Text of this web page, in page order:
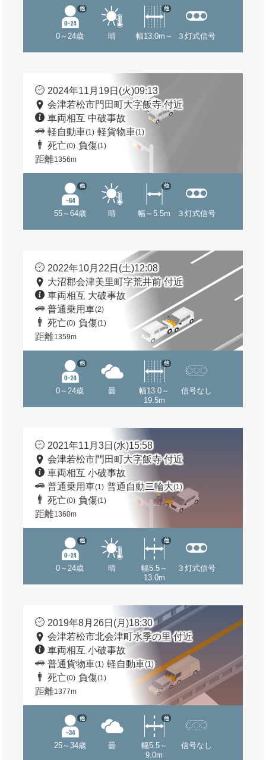
0～24歳
他
晴 幅13.0m～
他
３灯式信号
2024年11月19日(火)09:13
会津若松市門田町大字飯寺 付近
車両相互 中破事故
軽自動車(1) 軽貨物車(1)
死亡(0) 負傷(1)
距離1356m
55～64歳
他
晴 幅～5.5m
他
３灯式信号
2022年10月22日(土)12:08
大沼郡会津美里町字荒井前 付近
車両相互 大破事故
普通乗用車(2)
死亡(0) 負傷(1)
距離1359m
0～24歳
他
曇
幅13.0～
19.5m
他
信号なし
2021年11月3日(水)15:58
会津若松市門田町大字飯寺 付近
車両相互 小破事故
普通乗用車(1) 普通自動二輪大(1)
死亡(0) 負傷(1)
距離1360m
0～24歳
他
晴
幅5.5～
13.0m
他
３灯式信号
2019年8月26日(月)18:30
会津若松市北会津町水季の里 付近
車両相互 小破事故
普通貨物車(1) 軽自動車(1)
死亡(0) 負傷(1)
距離1377m
25～34歳
他
曇
幅5.5～
9.0m
他
信号なし